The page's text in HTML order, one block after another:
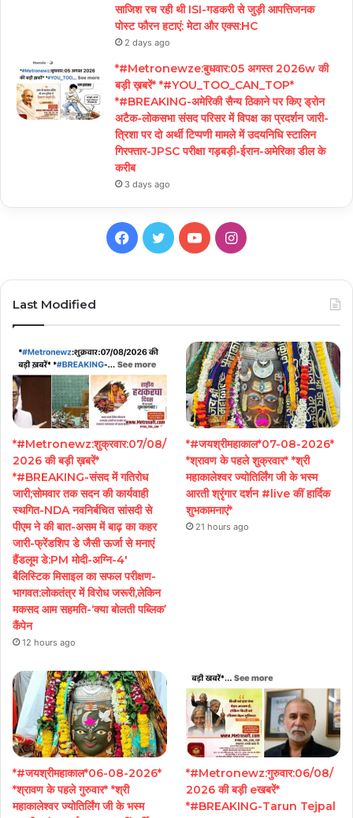
साजिश रच रही थी ISI-गडकरी से जुड़ी आपत्तिजनक
पोस्ट फौरन हटाएं: मेटा और एक्स:HC
2 days ago
*#Metronewze:बुधवार:05 अगस्त 2026w की
बड़ी ख़बरें* *#YOU_TOO_CAN_TOP*
*#BREAKING-अमेरिकी सैन्य ठिकाने पर किए ड्रोन
अटैक-लोकसभा संसद परिसर में विपक्ष का प्रदर्शन जारी-
त्रिशा पर दो अर्थी टिप्पणी मामले में उदयनिधि स्टालिन
गिरफ्तार-JPSC परीक्षा गड़बड़ी-ईरान-अमेरिका डील के
करीब
3 days ago
Facebook
TwitterYouTubeInstagram
Last Modified
*#Metronewz:शुक्रवार:07/08/
2026 की बड़ी ख़बरें*
*#BREAKING-संसद में गतिरोध
जारी;सोमवार तक सदन की कार्यवाही
स्थगित-NDA नवनिर्बचित सांसदी से
पीएम ने की बात-असम में बाढ़ का कहर
जारी-फ्रेंडशिप डे जैसी ऊर्जा से मनाएं
हैंडलूम डे:PM मोदी-अग्नि-4′
बैलिस्टिक मिसाइल का सफल परीक्षण-
भागवत:लोकतंत्र में विरोध जरूरी,लेकिन
मकसद आम सहमति-‘क्या बोलती पब्लिक’
कैंपेन
12 hours ago
*#जयश्रीमहाकाल*07-08-2026*
*श्रावण के पहले शुक्रवार* *श्री
महाकालेश्वर ज्योतिर्लिंग जी के भस्म
आरती श्रृंगार दर्शन #live कीं हार्दिक
शुभकामनाएं*
21 hours ago
*#जयश्रीमहाकाल*06-08-2026*
*श्रावण के पहले गुरुवार* *श्री
महाकालेश्वर ज्योतिर्लिंग जी के भस्म
*#Metronewz:गुरुवार:06/08/
2026 की बड़ी eखबरें*
*#BREAKING-Tarun Tejpal